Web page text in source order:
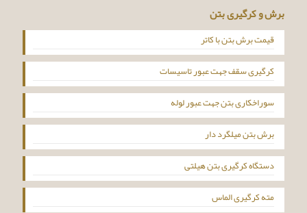
برش و کرگیری بتن
قیمت برش بتن با کاتر
کرگیری سقف جهت عبور تاسیسات
سوراخکاری بتن جهت عبور لوله
برش بتن میلگرد دار
دستگاه کرگیری بتن هیلتی
مته کرگیری الماس